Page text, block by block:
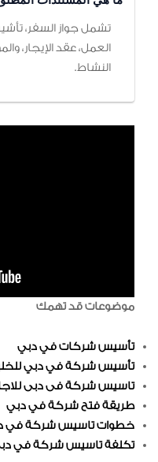
تشمل جواز السفر،
العمل، عقد الإيجار،
النشاط.
موضوعات قد تهمك
تأسيس شركات في دبي
تأسيس شركة في دبي
تاسيس شركة فى دبى
طريقة فتح شركة في دبي
خطوات تاسيس شركة في
تكلفة تاسيس شركة في